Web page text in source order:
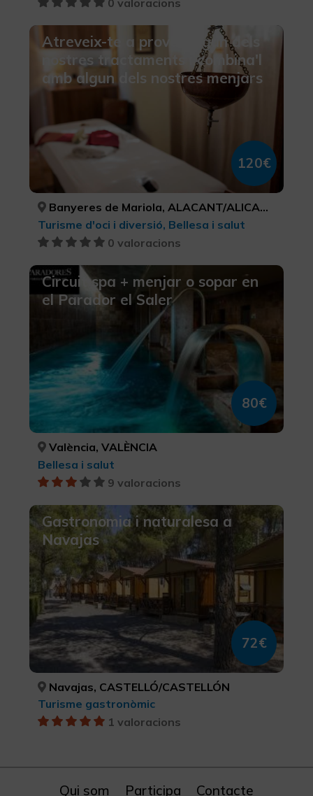
Atreveix-te a provar algun dels
nostres tractaments i combina'l
amb algun dels nostres menjars
120€
Banyeres de Mariola, ALACANT/ALICANTE
Turisme d'oci i diversió, Bellesa i salut
0 valoracions
Circuit spa + menjar o sopar en
el Parador el Saler
80€
València, VALÈNCIA
Bellesa i salut
9 valoracions
Gastronomia i naturalesa a
Navajas
72€
Navajas, CASTELLÓ/CASTELLÓN
Turisme gastronòmic
1 valoracions
Qui som Participa Contacte